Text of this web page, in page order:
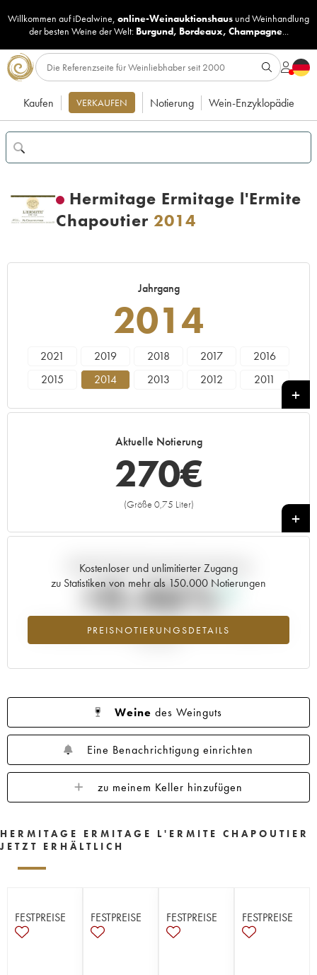
Willkommen auf iDealwine, online-Weinauktionshaus undWeinhandlung
der besten Weine der Welt: Burgund, Bordeaux, Champagne...
Kaufen VERKAUFEN Notierung Wein-Enzyklopädie
Hermitage Ermitage l'Ermite
Chapoutier 2014
Jahrgang
2014
2021 2019 2018 2017
2016
2015
2014 2013 2012
2011
1999 1998 1997
Aktuelle Notierung
270€
(Größe 0,75 Liter)
+
Kostenloser und unlimitierter Zugang
zu Statistiken von mehr als 150.000 Notierungen
PREISNOTIERUNGSDETAILS
Aktuelle Entwicklung der Preisnotierung
+0.46%
Preisanstiegs des Jahrgangs 2014 im Jahr 2026 im Vergleich zum
Weine des Weinguts
Eine Benachrichtigung einrichten
zu meinem Keller hinzufügen
HERMITAGE ERMITAGE L'ERMITE CHAPOUTIER
JETZT ERHÄLTLICH
FESTPREISE FESTPREISE FESTPREISE FESTPREISE